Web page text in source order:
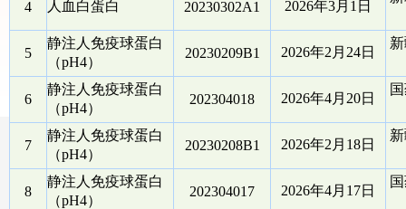
4 人血白蛋白 20230302A1 2026年3月1日
5
静注人免疫球蛋白
（pH4）
20230209B1 2026年2月24日
6
静注人免疫球蛋白
（pH4）
202304018 2026年4月20日
7
静注人免疫球蛋白
（pH4）
20230208B1 2026年2月18日
8
静注人免疫球蛋白
（pH4）
202304017 2026年4月17日